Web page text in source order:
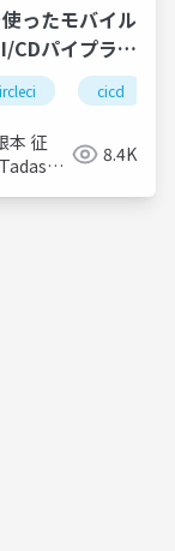
platform
ったモバイル
CDパイプライ
ウドネイティ
う
cicd
本 征
8.4K